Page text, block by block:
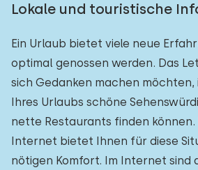
Lokale und touristische
Ein Urlaub bietet viele neue
optimal genossen werden. Das
sich Gedanken machen möchten,
Ihres Urlaubs schöne
nette Restaurants finden können.
Internet bietet Ihnen für diese
nötigen Komfort. Im Internet sind